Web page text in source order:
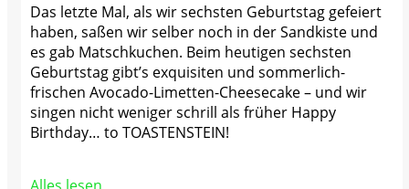
Das letzte Mal, als wir sechsten Geburtstag gefeiert
haben, saßen wir selber noch in der Sandkiste und
es gab Matschkuchen. Beim heutigen sechsten
Geburtstag gibt’s exquisiten und sommerlich-
frischen Avocado-Limetten-Cheesecake – und wir
singen nicht weniger schrill als früher Happy
Birthday… to TOASTENSTEIN!